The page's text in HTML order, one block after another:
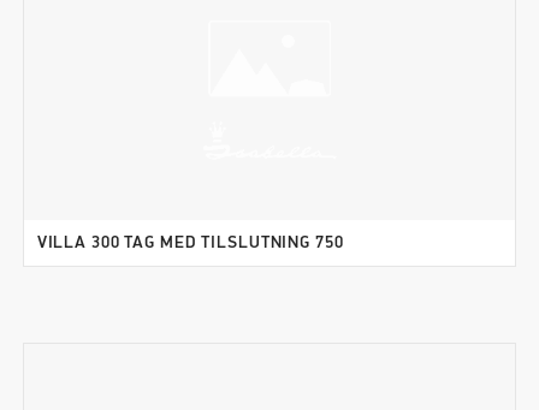
VILLA 300 TAG MED TILSLUTNING 750